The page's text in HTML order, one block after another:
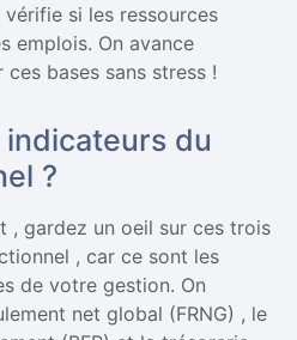
si les ressources
emplois. On avance
bases sans stress !
du
?
, gardez un oeil sur ces trois
, car ce sont les
de votre gestion. On
net global (FRNG) , le